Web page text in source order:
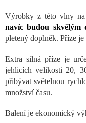
Výrobky z této vlny
navíc budou skvělým
pletený doplněk. Příze
Extra silná příze je
jehlicích velikosti 20,
přibývat světelnou
množství času.
Balení je ekonomický